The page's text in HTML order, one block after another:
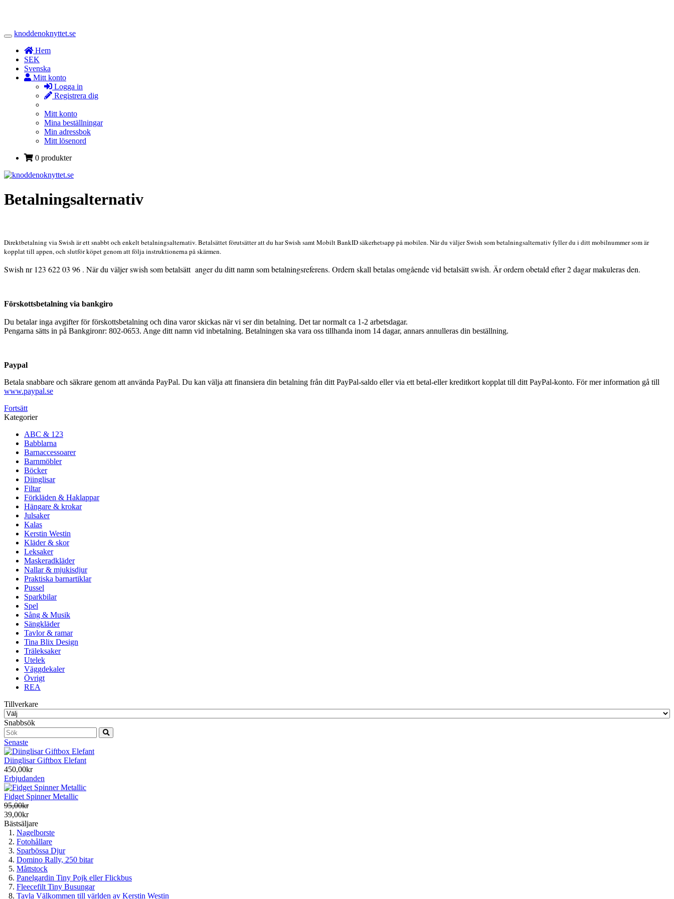
Toggle
Navigation
knoddenoknyttet.se
Hem
SEK
Svenska
Mitt konto
Logga in
Registrera dig
Mitt konto
Mina beställningar
Min adressbok
Mitt lösenord
0 produkter
Betalningsalternativ
Direktbetalning via Swish är ett snabbt och enkelt betalningsalternativ. Betalsättet förutsätter att du har Swish samt Mobilt BankID säkerhetsapp på mobilen. När du väljer Swish som betalningsalternativ fyller du i ditt mobilnummer som är
kopplat till appen, och slutför köpet genom att följa instruktionerna på skärmen.
Swish nr 123 622 03 96 . När du väljer swish som betalsätt anger du ditt namn som betalningsreferens. Ordern skall betalas omgående vid betalsätt swish. Är ordern obetald efter 2 dagar makuleras den.
Förskottsbetalning via bankgiro
Du betalar inga avgifter för förskottsbetalning och dina varor skickas när vi ser din betalning. Det tar normalt ca 1-2 arbetsdagar.
Pengarna sätts in på Bankgironr: 802-0653. Ange ditt namn vid inbetalning. Betalningen ska vara oss tillhanda inom 14 dagar, annars annulleras din beställning.
Paypal
Betala snabbare och säkrare genom att använda PayPal. Du kan välja att finansiera din betalning från ditt PayPal-saldo eller via ett betal-eller kreditkort kopplat till ditt PayPal-konto. För mer information gå till
www.paypal.se
Fortsätt
Kategorier
ABC & 123
Babblarna
Barnaccessoarer
Barnmöbler
Böcker
Diinglisar
Filtar
Förkläden & Haklappar
Hängare & krokar
Julsaker
Kalas
Kerstin Westin
Kläder & skor
Leksaker
Maskeradkläder
Nallar & mjukisdjur
Praktiska barnartiklar
Pussel
Sparkbilar
Spel
Sång & Musik
Sängkläder
Tavlor & ramar
Tina Blix Design
Träleksaker
Utelek
Väggdekaler
Övrigt
REA
Tillverkare
Snabbsök
Senaste
Diinglisar Giftbox Elefant
450,00kr
Erbjudanden
Fidget Spinner Metallic
95,00kr
39,00kr
Bästsäljare
Nagelborste
Fotohållare
Sparbössa Djur
Domino Rally, 250 bitar
Måttstock
Panelgardin Tiny Pojk eller Flickbus
Fleecefilt Tiny Busungar
Tavla Välkommen till världen av Kerstin Westin